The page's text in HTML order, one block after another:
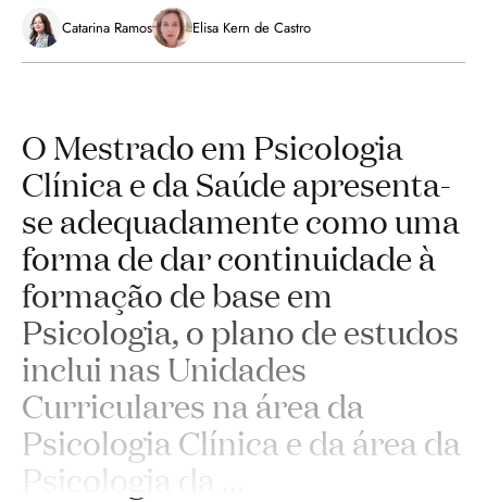
Catarina Ramos Elisa Kern de Castro
O Mestrado em Psicologia
Clínica e da Saúde apresenta-
se adequadamente como uma
forma de dar continuidade à
formação de base em
Psicologia, o plano de estudos
inclui nas Unidades
Curriculares na área da
Psicologia Clínica e da área da
Psicologia da